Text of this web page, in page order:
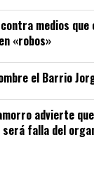
medios que
«robos»
el Barrio
advierte
será falla del